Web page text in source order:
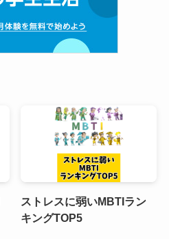
ストレスに弱いMBTIラン
キングTOP5